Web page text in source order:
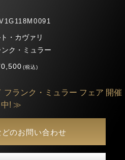
・カヴァリ
ク・ミュラー
(税込)
ランク・ミュラー フェア 開催
中! ≫
のお問い合わせ